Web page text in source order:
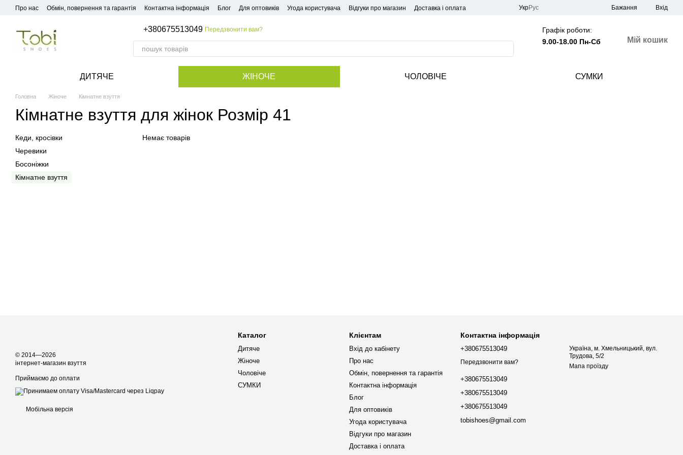
Перейти до основного контенту
Про нас Обмін, повернення та гарантія Контактна інформація Блог Для оптовиків Угода користувача Відгуки про магазин Доставка і оплата УкрРус Бажання Вхід
+380675513049 Передзвонити вам?
Графік роботи:
9.00-18.00 Пн-Сб
Мій кошик
ДИТЯЧЕ ЖІНОЧЕ ЧОЛОВІЧЕ СУМКИ
Головна Жіноче Кімнатне взуття
Кімнатне взуття для жінок Розмір 41
Немає товарів
Кеди, кросівки
Черевики
Босоніжки
Кімнатне взуття
© 2014—2026
інтернет-магазин взуття
Приймаємо до оплати
Мобільна версія
Каталог
Дитяче
Жіноче
Чоловіче
СУМКИ
Клієнтам
Вхід до кабінету
Про нас
Обмін, повернення та гарантія
Контактна інформація
Блог
Для оптовиків
Угода користувача
Відгуки про магазин
Доставка і оплата
Контактна інформація
+380675513049
Передзвонити вам?
+380675513049
+380675513049
+380675513049
tobishoes@gmail.com
Україна, м. Хмельницький, вул.
Трудова, 5/2
Мапа проїзду